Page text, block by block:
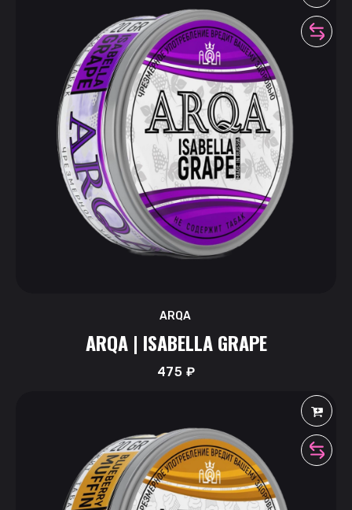
ARQA
ARQA | ISABELLA GRAPE
475 ₽